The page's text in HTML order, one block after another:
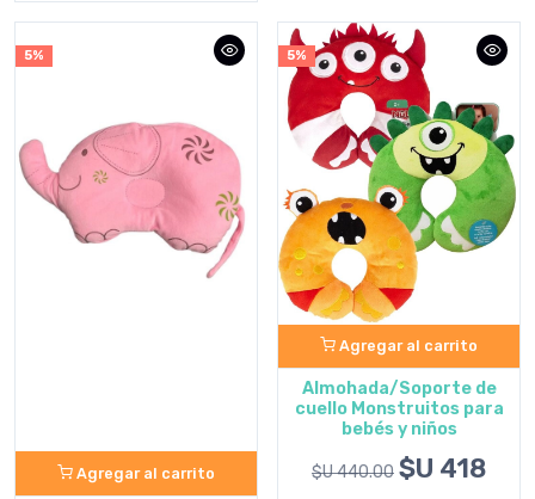
5%
Agregar al carrito
5%
Agregar al carrito
Almohada/Soporte de
cuello Monstruitos para
bebés y niños
$U 440.00 $U 418